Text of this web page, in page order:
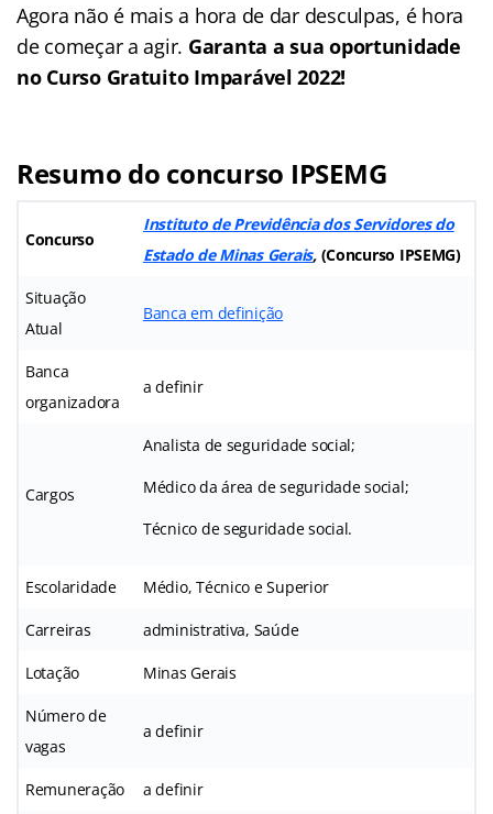
Agora não é mais a hora de dar desculpas, é hora
de começar a agir. Garanta a sua oportunidade
no Curso Gratuito Imparável 2022!
Resumo do concurso IPSEMG
Concurso
Instituto de Previdência dos Servidores do
Estado de Minas Gerais, (Concurso IPSEMG)
Situação
Atual
Banca em definição
Banca
organizadora
a definir
Cargos
Analista de seguridade social;
Médico da área de seguridade social;
Técnico de seguridade social.
Escolaridade Médio, Técnico e Superior
Carreiras administrativa, Saúde
Lotação Minas Gerais
Número de
vagas
a definir
Remuneração a definir